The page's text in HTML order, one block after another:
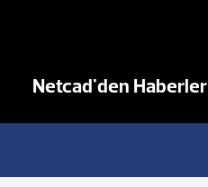
Netcad'den Haberler